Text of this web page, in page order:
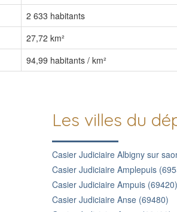
2 633 habitants
27,72 km²
94,99 habitants / km²
Les villes du
Casier Judiciaire Albigny sur
Casier Judiciaire Amplepuis
Casier Judiciaire Ampuis (69420)
Casier Judiciaire Anse (69480)